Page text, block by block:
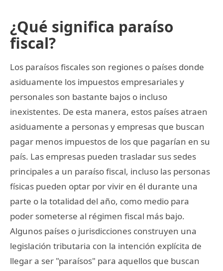
¿Qué significa paraíso
fiscal?
Los paraísos fiscales son regiones o países donde
asiduamente los impuestos empresariales y
personales son bastante bajos o incluso
inexistentes. De esta manera, estos países atraen
asiduamente a personas y empresas que buscan
pagar menos impuestos de los que pagarían en su
país. Las empresas pueden trasladar sus sedes
principales a un paraíso fiscal, incluso las personas
físicas pueden optar por vivir en él durante una
parte o la totalidad del año, como medio para
poder someterse al régimen fiscal más bajo.
Algunos países o jurisdicciones construyen una
legislación tributaria con la intención explícita de
llegar a ser "paraísos" para aquellos que buscan